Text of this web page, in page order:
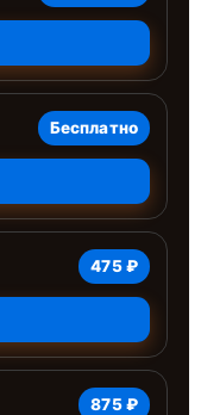
Бесплатно
475 ₽
875 ₽